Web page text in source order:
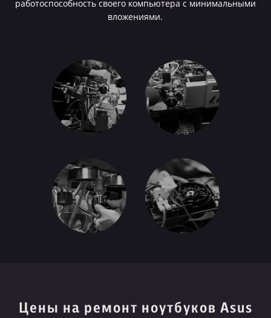
работоспособность своего компьютера с минимальными
вложениями.
Цены на ремонт ноутбуков Asus